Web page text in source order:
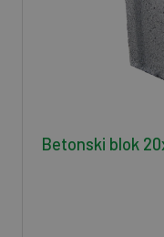
Betonski blok